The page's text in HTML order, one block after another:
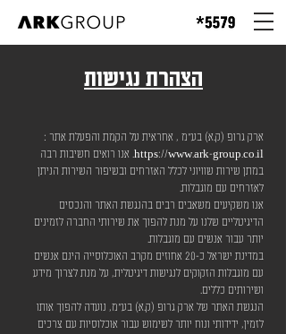
הצהרת נגישות
ארק גרופ (ק.א) בע"מ , אחראית על הקמת והפעלת אתר :
https://www.ark-group.co.il. אנו רואים חשיבות רבה
במתן שירות שוויוני לכלל האזרחים ובשיפור השירות הניתן
לאזרחים עם מוגבלות.
אנו משקיעים משאבים רבים בהנגשת האתר והנכסים
הדיגיטליים שלנו על מנת להפוך את שירותי החברה לזמינים
יותר עבור אנשים עם מוגבלות.
במדינת ישראל כ-20 אחוזים מקרב האוכלוסייה הינם אנשים
עם מוגבלות הזקוקים לנגישות דיגיטלית, על מנת לצרוך מידע
ושירותים כללים.
הנגשת האתר של ארק גרופ (ק.א) בע"מ, נועדה להפוך אותו
לזמין, ידידותי ונוח יותר לשימוש עבור אוכלוסיות עם צרכים